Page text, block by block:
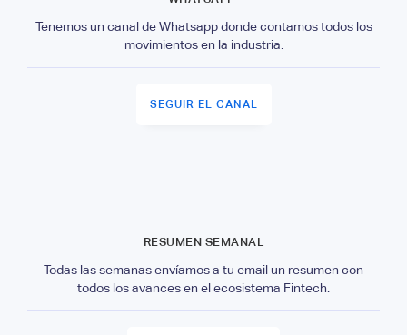
Tenemos un canal de Whatsapp donde contamos todos los
movimientos en la industria.
SEGUIR EL CANAL
RESUMEN SEMANAL
Todas las semanas envíamos a tu email un resumen con
todos los avances en el ecosistema Fintech.